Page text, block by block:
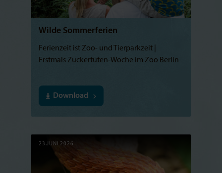
Wilde Sommerferien
Ferienzeit ist Zoo- und Tierparkzeit |
Erstmals Zuckertüten-Woche im Zoo Berlin
Download
23.JUNI 2026